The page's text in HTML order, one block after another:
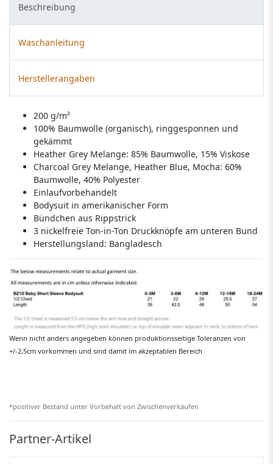
Beschreibung
Waschanleitung
Herstellerangaben
200 g/m²
100% Baumwolle (organisch), ringgesponnen und
gekämmt
Heather Grey Melange: 85% Baumwolle, 15% Viskose
Charcoal Grey Melange, Heather Blue, Mocha: 60%
Baumwolle, 40% Polyester
Einlaufvorbehandelt
Bodysuit in amerikanischer Form
Bündchen aus Rippstrick
3 nickelfreie Ton-in-Ton Druckknöpfe am unteren Bund
Herstellungsland: Bangladesch
Wenn nicht anders angegeben können produktionsseitige Toleranzen von
+/-2,5cm vorkommen und sind damit im akzeptablen Bereich
*positiver Bestand unter Vorbehalt von Zwischenverkäufen
Partner-Artikel